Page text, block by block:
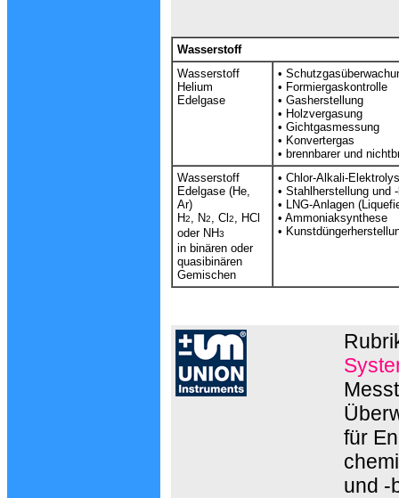
Wasserstoff
Wasserstoff
Helium
Edelgase
•
• Formiergaskontrolle
• Gasherstellung
• Holzvergasung
• Gichtgasmessung
• Konvertergas
• brennbarer und
Wasserstoff
Edelgase (He,
Ar)
H2 , N2 , Cl 2
, HCl
oder NH3
in binären oder
quasibinären
Gemischen
• Chlor-Alkali-
• Stahlherstellung und
• LNG-Anlagen
• Ammoniaksynthese
•
für
und -